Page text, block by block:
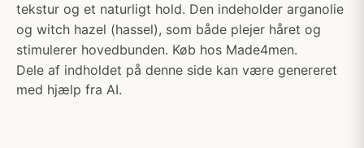
tekstur og et naturligt hold. Den indeholder arganolie
og witch hazel (hassel), som både plejer håret og
stimulerer hovedbunden. Køb hos Made4men.
Dele af indholdet på denne side kan være genereret
med hjælp fra AI.